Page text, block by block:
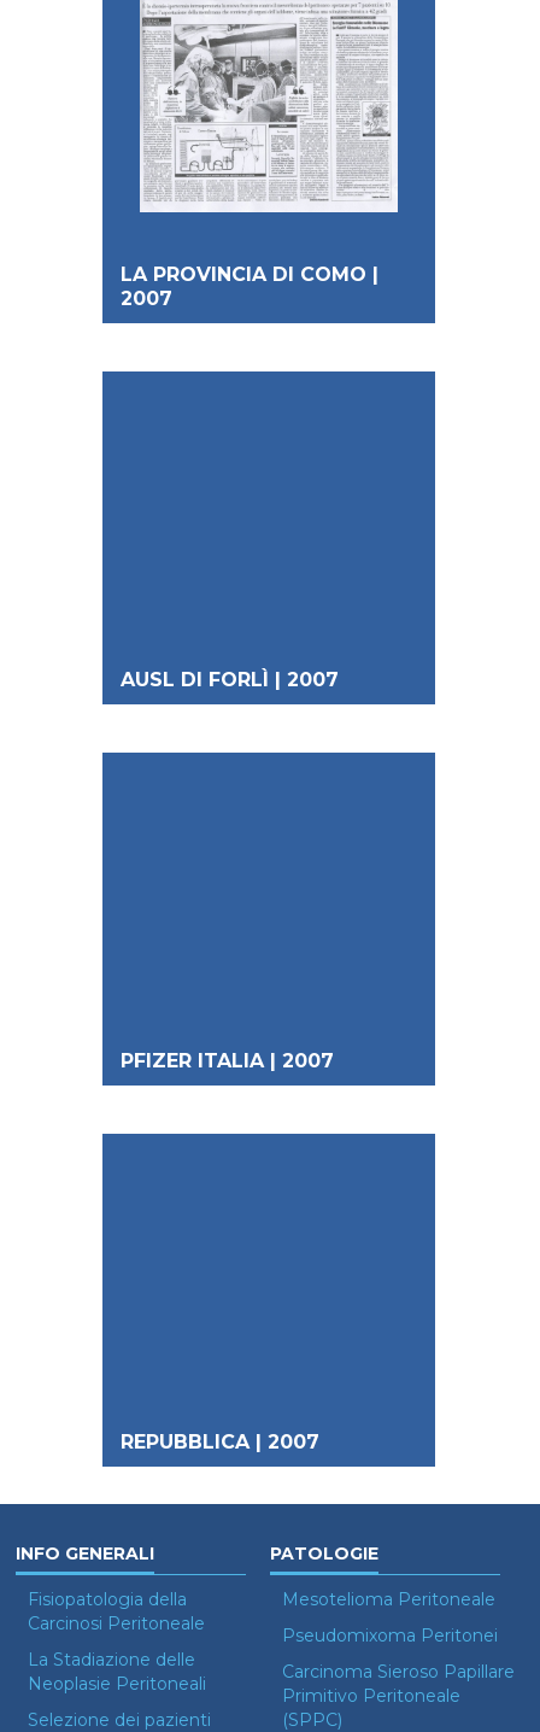
LA PROVINCIA DI COMO |
2007
AUSL DI FORLÌ | 2007
PFIZER ITALIA | 2007
REPUBBLICA | 2007
INFO GENERALI
Fisiopatologia della
Carcinosi Peritoneale
La Stadiazione delle
Neoplasie Peritoneali
Selezione dei pazienti
PATOLOGIE
Mesotelioma Peritoneale
Pseudomixoma Peritonei
Carcinoma Sieroso Papillare
Primitivo Peritoneale
(SPPC)